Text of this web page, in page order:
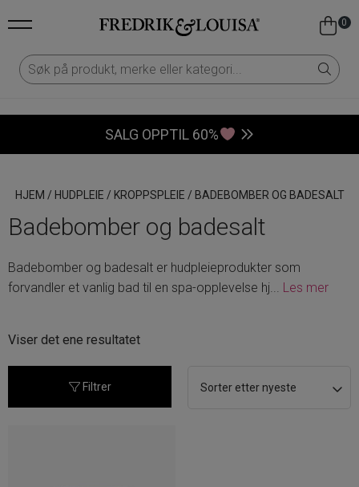
0
SALG OPPTIL 60%
HJEM / HUDPLEIE / KROPPSPLEIE / BADEBOMBER OG BADESALT
Badebomber og badesalt
Badebomber og badesalt er hudpleieprodukter som
forvandler et vanlig bad til en spa-opplevelse hj... Les mer
Viser det ene resultatet
Filtrer